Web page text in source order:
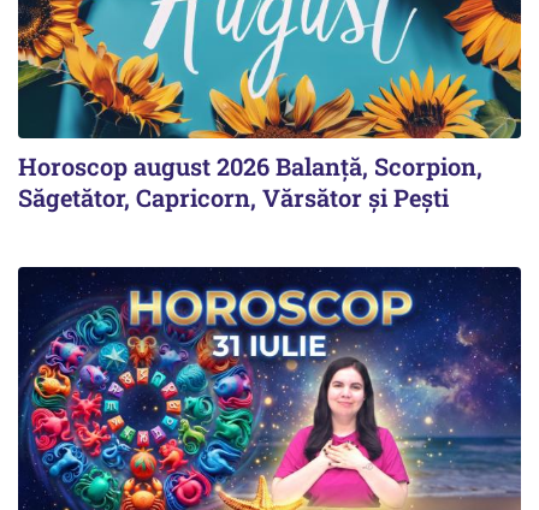
Horoscop august 2026 Balanță, Scorpion,
Săgetător, Capricorn, Vărsător și Pești